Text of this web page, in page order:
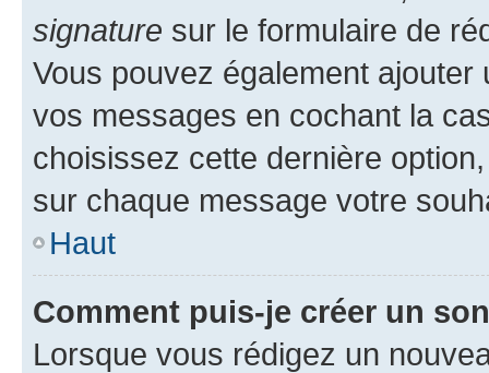
signature sur le formulaire de
Vous pouvez également
vos messages en cochant la
choisissez cette dernière
sur chaque message votre
Haut
Comment puis-je créer un
Lorsque vous rédigez un